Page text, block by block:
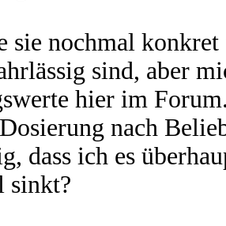
sie nochmal
sind, aber
hier im
nach
dass ich es
sinkt?